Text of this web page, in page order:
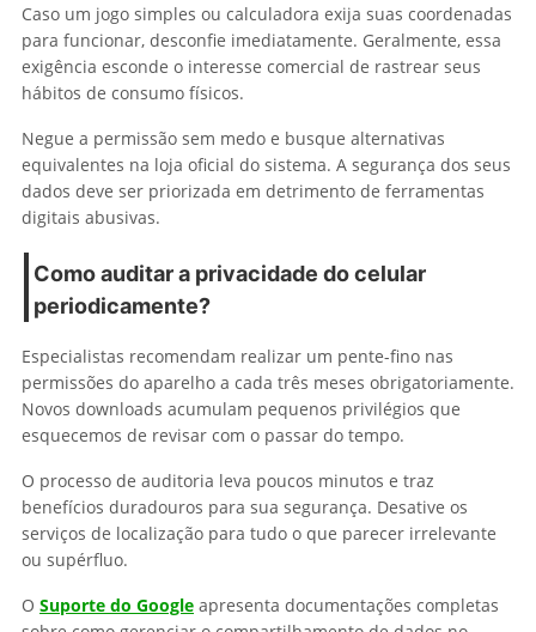
Caso um jogo simples ou calculadora exija suas coordenadas
para funcionar, desconfie imediatamente. Geralmente, essa
exigência esconde o interesse comercial de rastrear seus
hábitos de consumo físicos.
Negue a permissão sem medo e busque alternativas
equivalentes na loja oficial do sistema. A segurança dos seus
dados deve ser priorizada em detrimento de ferramentas
digitais abusivas.
Como auditar a privacidade do celular
periodicamente?
Especialistas recomendam realizar um pente-fino nas
permissões do aparelho a cada três meses obrigatoriamente.
Novos downloads acumulam pequenos privilégios que
esquecemos de revisar com o passar do tempo.
O processo de auditoria leva poucos minutos e traz
benefícios duradouros para sua segurança. Desative os
serviços de localização para tudo o que parecer irrelevante
ou supérfluo.
O Suporte do Google apresenta documentações completas